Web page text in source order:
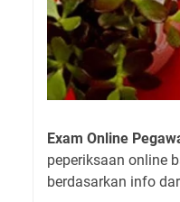
Exam Online
peperiksaan online
berdasarkan info